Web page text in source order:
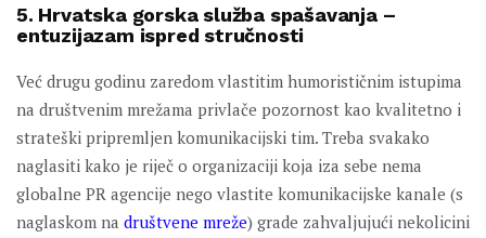
5. Hrvatska gorska služba spašavanja –
entuzijazam ispred stručnosti
Već drugu godinu zaredom vlastitim humorističnim istupima
na društvenim mrežama privlače pozornost kao kvalitetno i
strateški pripremljen komunikacijski tim. Treba svakako
naglasiti kako je riječ o organizaciji koja iza sebe nema
globalne PR agencije nego vlastite komunikacijske kanale (s
naglaskom na društvene mreže) grade zahvaljujući nekolicini